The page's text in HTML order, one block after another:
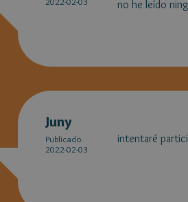
no he leído
Juny
Publicado
2022-02-03
intentaré